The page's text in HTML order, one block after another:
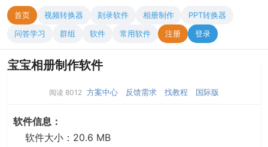
首页 视频转换器 刻录软件 相册制作
PPT转换器
问答学习
群组 软件 常用软件 注册 登录
宝宝相册制作软件
阅读 8012 方案中心 反馈需求 找教程 国际版
软件信息：
软件大小：20.6 MB